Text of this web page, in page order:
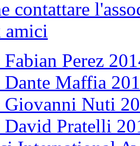
contattare
Perez
Dante Maffia
Giovanni Nuti
David Pratelli